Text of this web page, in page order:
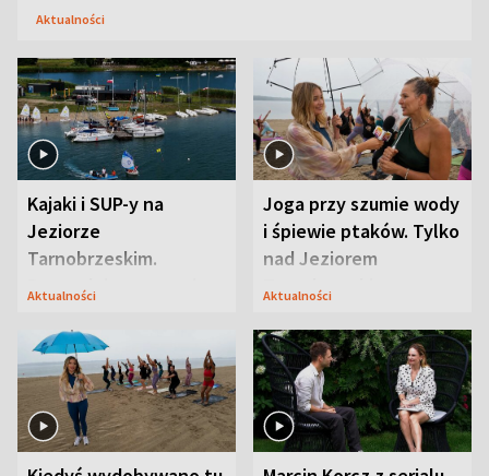
Aktualności
Kajaki i SUP-y na
Jeziorze
Tarnobrzeskim.
Przyrodnicy zwracają
Aktualności
Joga przy szumie wody
i śpiewie ptaków. Tylko
nad Jeziorem
Tarnobrzeskim
Aktualności